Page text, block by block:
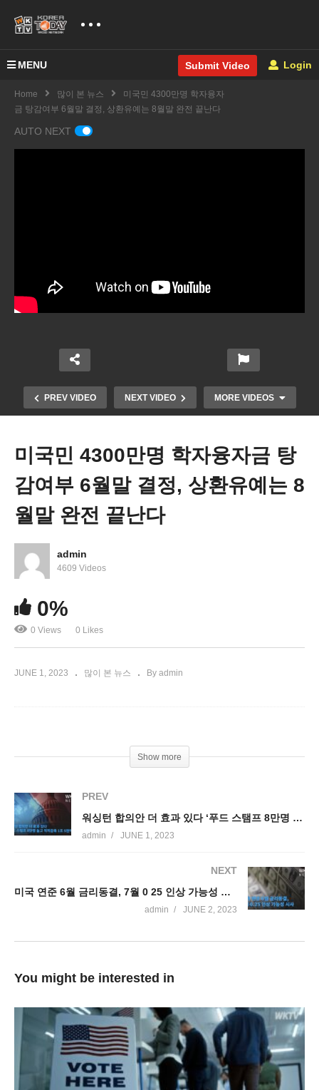
MENU Submit Video Login
Home 많이 본 뉴스
미국민 4300만명 학자융자
금 탕감여부 6월말 결정, 상환유예는 8월말 완전 끝난다
AUTO NEXT
PREV VIDEO NEXT VIDEO MORE VIDEOS
미국 5월 실업률 3 7% 상승 불구 일자리 33만 9천개
급증 ‘다시 뜨거워졌다’
미국민 4300만명 학자융자금 탕
감여부 6월말 결정, 상환유예는 8
월말 완전 끝난다
admin
4609 Videos
0%
0 Views 0 Likes
JUNE 1, 2023 많이 본 뉴스 By admin
Show more
PREV
워싱턴 합의안 더 효과 있다 ‘푸드 스탬프 8만명 늘고 적자감축 1조 5천억달러’
admin JUNE 1, 2023
NEXT
미국 연준 6월 금리동결, 7월 0 25 인상 가능성 시사
admin JUNE 2, 2023
You might be interested in